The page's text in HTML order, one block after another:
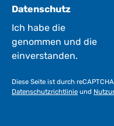
Datenschutz
Ich habe die
genommen und die
einverstanden.
Diese Seite ist durch
Datenschutzrichtlinie und